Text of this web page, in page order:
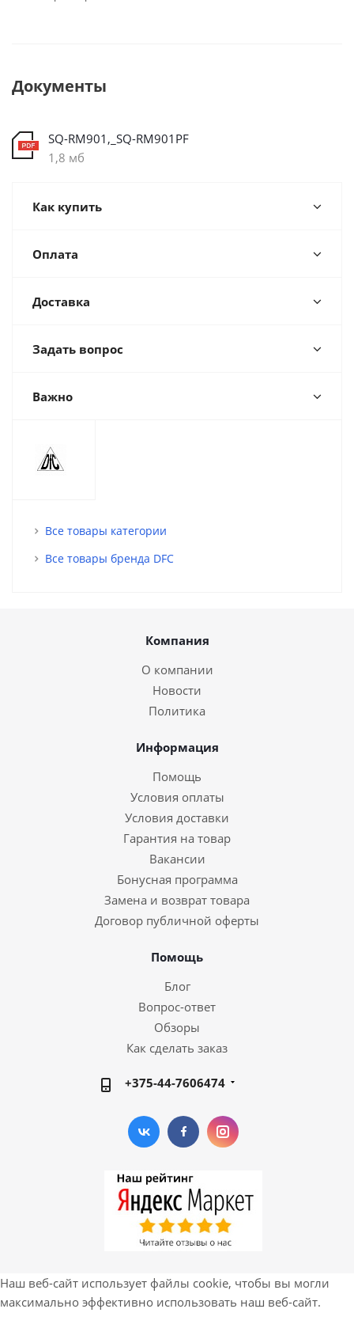
Документы
SQ-RM901,_SQ-RM901PF
1,8 мб
Как купить
Оплата
Доставка
Задать вопрос
Важно
Все товары категории
Все товары бренда DFC
Компания
О компании
Новости
Политика
Информация
Помощь
Условия оплаты
Условия доставки
Гарантия на товар
Вакансии
Бонусная программа
Замена и возврат товара
Договор публичной оферты
Помощь
Блог
Вопрос-ответ
Обзоры
Как сделать заказ
+375-44-7606474
Наш веб-сайт использует файлы cookie, чтобы вы могли
максимально эффективно использовать наш веб-сайт.